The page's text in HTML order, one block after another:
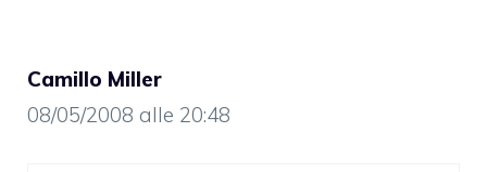
Camillo Miller
08/05/2008 alle 20:48